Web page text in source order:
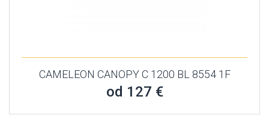
CAMELEON CANOPY C 1200 BL 8554 1F
od 127 €